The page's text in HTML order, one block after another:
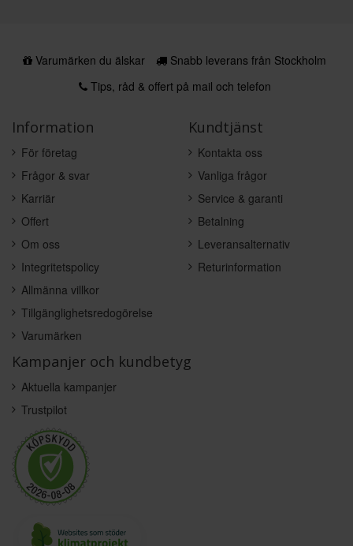
Varumärken du älskar
Snabb leverans från Stockholm
Tips, råd & offert på mail och telefon
Information
För företag
Frågor & svar
Karriär
Offert
Om oss
Integritetspolicy
Allmänna villkor
Tillgänglighetsredogörelse
Varumärken
Kundtjänst
Kontakta oss
Vanliga frågor
Service & garanti
Betalning
Leveransalternativ
Returinformation
Kampanjer och kundbetyg
Aktuella kampanjer
Trustpilot